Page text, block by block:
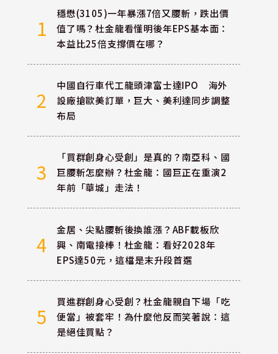
1
穩懋(3105)一年暴漲7倍又腰斬，跌出價
值了嗎？杜金龍看懂明後年EPS基本面：
本益比25倍支撐價在哪？
2
中國自行車代工龍頭津富士達IPO 海外
設廠搶歐美訂單，巨大、美利達同步調整
布局
3
「買群創身心受創」是真的？南亞科、國
巨腰斬怎麼辦？杜金龍：國巨正在重演2
年前「華城」走法！
4
金居、尖點腰斬後換誰漲？ABF載板欣
興、南電接棒！杜金龍：看好2028年
EPS達50元，這檔是末升段首選
5
買進群創身心受創？杜金龍親自下場「吃
便當」被套牢！為什麼他反而笑著說：這
是絕佳買點？